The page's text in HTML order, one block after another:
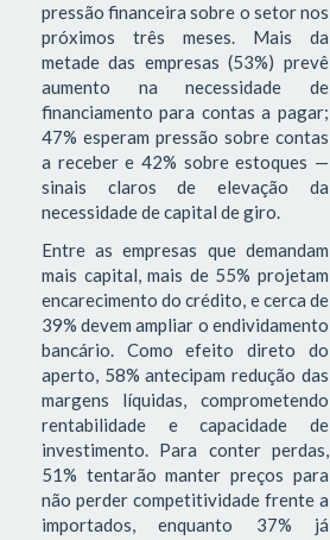
pressão financeira sobre o setor nos
próximos três meses. Mais da
metade das empresas (53%) prevê
aumento na necessidade de
financiamento para contas a pagar;
47% esperam pressão sobre contas
a receber e 42% sobre estoques —
sinais claros de elevação da
necessidade de capital de giro.
Entre as empresas que demandam
mais capital, mais de 55% projetam
encarecimento do crédito, e cerca de
39% devem ampliar o endividamento
bancário. Como efeito direto do
aperto, 58% antecipam redução das
margens líquidas, comprometendo
rentabilidade e capacidade de
investimento. Para conter perdas,
51% tentarão manter preços para
não perder competitividade frente a
importados, enquanto 37% já